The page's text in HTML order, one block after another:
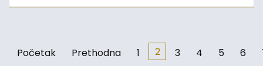
Početak Prethodna 1 2 3 4 5 6